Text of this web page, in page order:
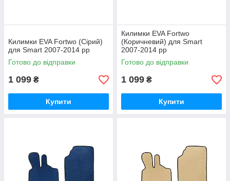
Килимки EVA Fortwo (Сірий)
для Smart 2007-2014 рр
Готово до відправки
1 099 ₴
Купити
Килимки EVA Fortwo
(Коричневий) для Smart
2007-2014 рр
Готово до відправки
1 099 ₴
Купити